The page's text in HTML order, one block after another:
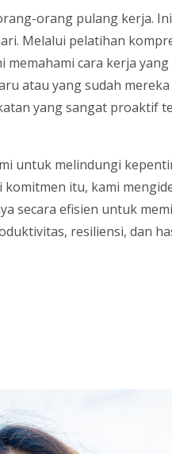
orang pulang kerja.
Melalui pelatihan
cara kerja
atau yang sudah
yang sangat proaktif
untuk melindungi
komitmen itu, kami
secara efisien untuk
resiliensi, dan